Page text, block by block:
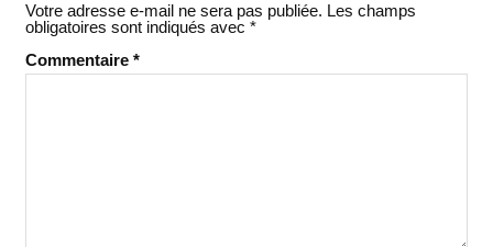
Votre adresse e-mail ne sera pas publiée. Les champs
obligatoires sont indiqués avec *
Commentaire *